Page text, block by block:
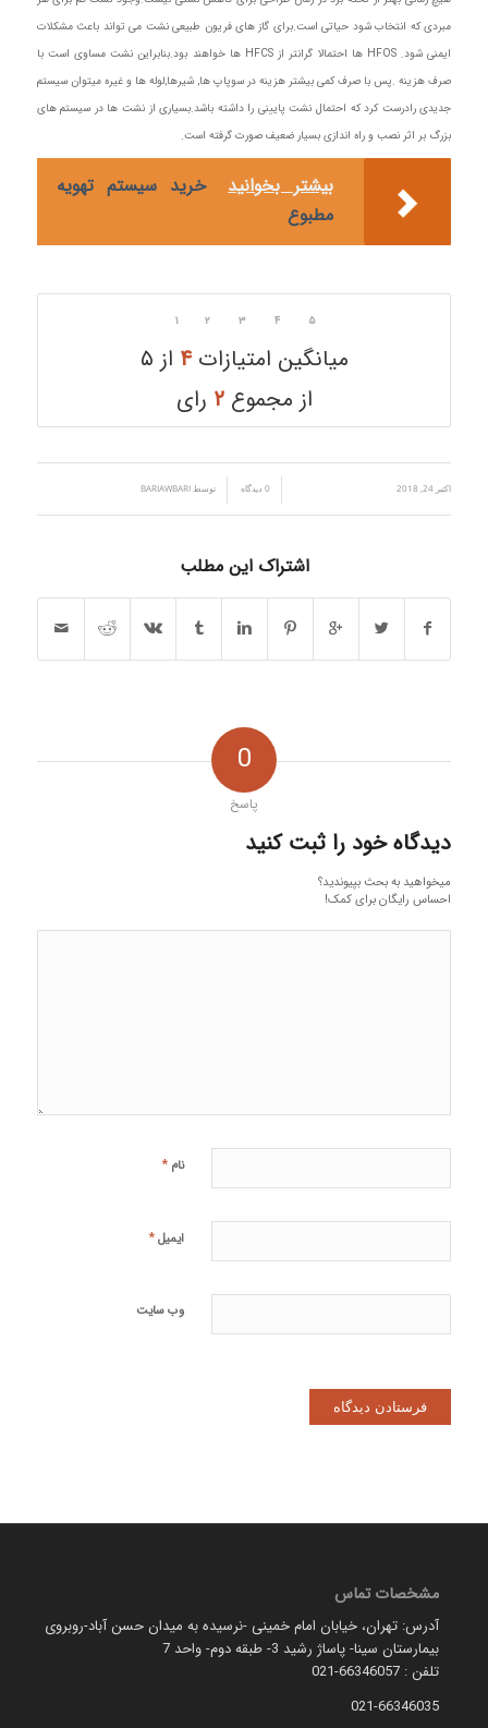
مبردی که انتخاب شود حیاتی است.برای گاز های فریون طبیعی نشت می تواند باعث مشکلات
ایمنی شود. HFOS ها احتمالا گرانتر از HFCS ها خواهند بود.بنابراین نشت مساوی است با
صرف هزینه .پس با صرف کمی بیشتر هزینه در سوپاپ ها, شیرها,لوله ها و غیره میتوان سیستم
جدیدی رادرست کرد که احتمال نشت پایینی را داشته باشد.بسیاری از نشت ها در سیستم های
بزرگ بر اثر نصب و راه اندازی بسیار ضعیف صورت گرفته است.
بیشتر بخوانید
خرید سیستم تهویه
مطبوع
۱ ۲ ۳ ۴ ۵
میانگین امتیازات۴ از ۵
از مجموع۲ رای
اکتبر 24, 2018 0 دیدگاه توسط BARIAWBARI
اشتراک این مطلب
0
پاسخ
دیدگاه خود را ثبت کنید
میخواهید به بحث بپیوندید؟
احساس رایگان برای کمک!
نام *
ایمیل*
وب‌ سایت
مشخصات تماس
آدرس: تهران، خیابان امام خمینی -نرسیده به میدان حسن آباد-روبروی
بیمارستان سینا- پاساژ رشید 3- طبقه دوم- واحد 7
تلفن : 66346057-021
021-66346035